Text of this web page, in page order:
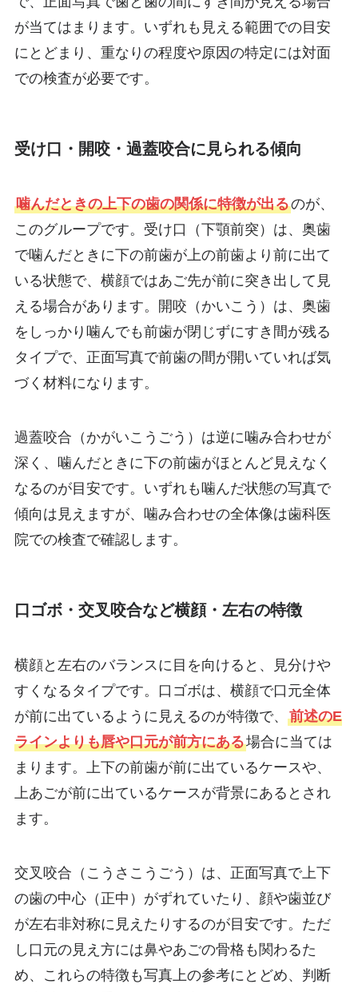
が当てはまります。いずれも見える範囲での目安
にとどまり、重なりの程度や原因の特定には対面
での検査が必要です。
受け口・開咬・過蓋咬合に見られる傾向
噛んだときの上下の歯の関係に特徴が出るのが、
このグループです。受け口（下顎前突）は、奥歯
で噛んだときに下の前歯が上の前歯より前に出て
いる状態で、横顔ではあご先が前に突き出して見
える場合があります。開咬（かいこう）は、奥歯
をしっかり噛んでも前歯が閉じずにすき間が残る
タイプで、正面写真で前歯の間が開いていれば気
づく材料になります。
過蓋咬合（かがいこうごう）は逆に噛み合わせが
深く、噛んだときに下の前歯がほとんど見えなく
なるのが目安です。いずれも噛んだ状態の写真で
傾向は見えますが、噛み合わせの全体像は歯科医
院での検査で確認します。
口ゴボ・交叉咬合など横顔・左右の特徴
横顔と左右のバランスに目を向けると、見分けや
すくなるタイプです。口ゴボは、横顔で口元全体
が前に出ているように見えるのが特徴で、 前述のE
ラインよりも唇や口元が前方にある場合に当ては
まります。上下の前歯が前に出ているケースや、
上あごが前に出ているケースが背景にあるとされ
ます。
交叉咬合（こうさこうごう）は、正面写真で上下
の歯の中心（正中）がずれていたり、顔や歯並び
が左右非対称に見えたりするのが目安です。ただ
し口元の見え方には鼻やあごの骨格も関わるた
め、これらの特徴も写真上の参考にとどめ、判断